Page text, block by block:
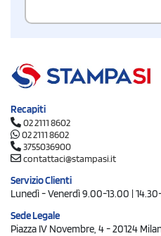
Recapiti
02 2111 8602
02 2111 8602
3755036900
contattaci@stampasi.it
Servizio Clienti
Lunedì - Venerdì 9.00-13.00 |
Sede Legale
Piazza IV Novembre, 4 - 20124